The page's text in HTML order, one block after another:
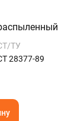
ТУ
28377-89